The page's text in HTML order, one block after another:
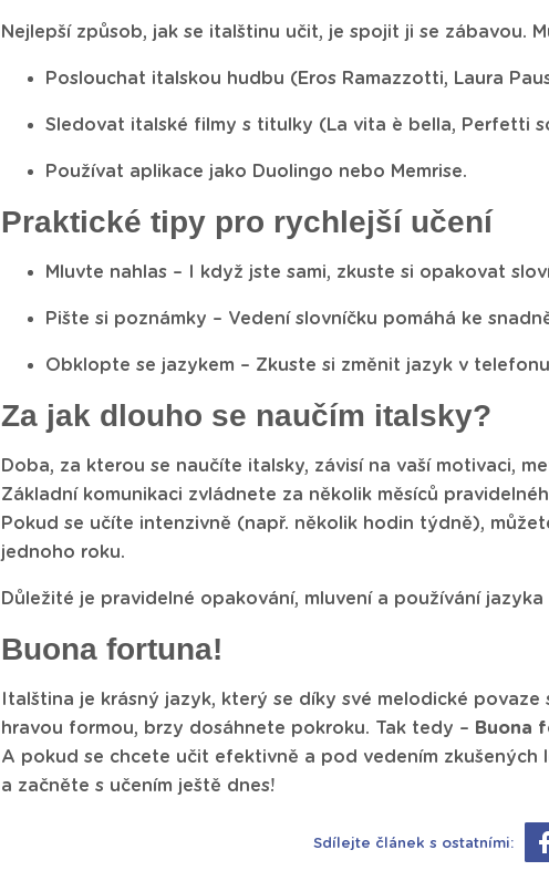
Nejlepší způsob, jak se italštinu učit, je spojit ji se zábavou.
Poslouchat italskou hudbu (Eros Ramazzotti, Laura
Sledovat italské filmy s titulky (La vita è bella, Perfetti
Používat aplikace jako Duolingo nebo Memrise.
Praktické tipy pro rychlejší učení
Mluvte nahlas – I když jste sami, zkuste si opakovat
Pište si poznámky – Vedení slovníčku pomáhá ke
Obklopte se jazykem – Zkuste si změnit jazyk v
Za jak dlouho se naučím italsky?
Doba, za kterou se naučíte italsky, závisí na vaší motivaci,
Základní komunikaci zvládnete za několik měsíců
Pokud se učíte intenzivně (např. několik hodin týdně),
jednoho roku.
Důležité je pravidelné opakování, mluvení a používání jazyka
Buona fortuna!
Italština je krásný jazyk, který se díky své melodické
hravou formou, brzy dosáhnete pokroku. Tak tedy – Buona
A pokud se chcete učit efektivně a pod vedením zkušených
a začněte s učením ještě dnes!
Sdílejte článek s ostatními: